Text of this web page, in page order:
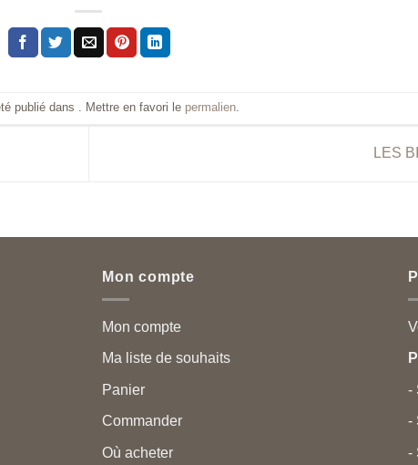
publié dans . Mettre en favori le permalien.
LES
Mon compte
Mon compte
Ma liste de souhaits
Panier
Commander
Où acheter
-
-
-